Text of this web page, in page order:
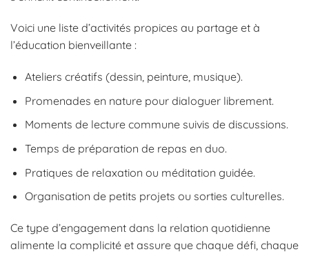
Voici une liste d’activités propices au partage et à
l’éducation bienveillante :
Ateliers créatifs (dessin, peinture, musique).
Promenades en nature pour dialoguer librement.
Moments de lecture commune suivis de discussions.
Temps de préparation de repas en duo.
Pratiques de relaxation ou méditation guidée.
Organisation de petits projets ou sorties culturelles.
Ce type d’engagement dans la relation quotidienne
alimente la complicité et assure que chaque défi, chaque